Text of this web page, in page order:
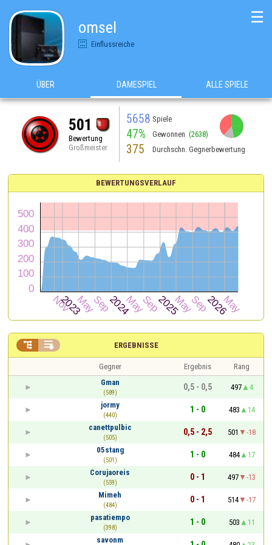
omsel
Einflussreiche
☰
ÜBER DAMESPIEL ALLE SPIELE
501
Bewertung
Großmeister
5658 Spiele
47% Gewonnen (2638)
375 Durchschn. Gegnerbewertung
BEWERTUNGSVERLAUF
ERGEBNISSE
 
Gegner Ergebnis
Rang
Gman
(589)
0,5 - 0,5 497
4
jormy
(440)
1 - 0 483
14
canettpulbic
(505)
0,5 - 2,5 501
-18
05stang
(501)
1 - 0 484
17
Corujaoreis
(559)
0 - 1 497
-13
Mimeh
(484)
0 - 1 514
-17
pasatiempo
(398)
1 - 0 503
11
savonm